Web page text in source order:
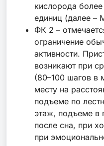
кислорода
единиц (далее –
ФК 2 –
ограничение
активности.
возникают при
(80–100 шагов в
месту на
подъеме по
этаж, подъеме в
после сна, при
при